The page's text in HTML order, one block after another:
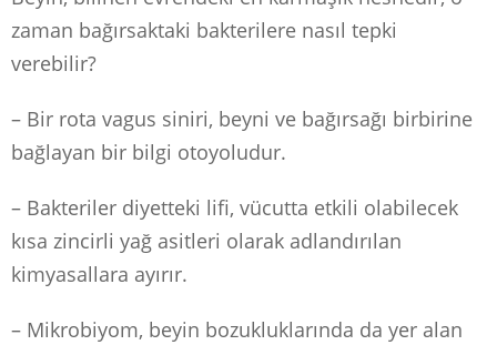
zaman bağırsaktaki bakterilere nasıl tepki
verebilir?
– Bir rota vagus siniri, beyni ve bağırsağı birbirine
bağlayan bir bilgi otoyoludur.
– Bakteriler diyetteki lifi, vücutta etkili olabilecek
kısa zincirli yağ asitleri olarak adlandırılan
kimyasallara ayırır.
– Mikrobiyom, beyin bozukluklarında da yer alan